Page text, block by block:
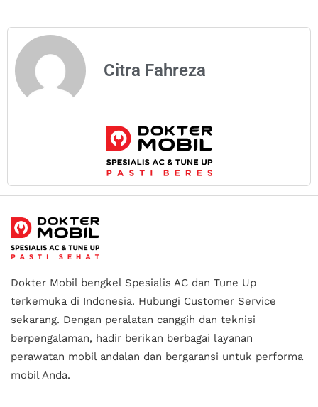
Citra Fahreza
Dokter Mobil bengkel Spesialis AC dan Tune Up
terkemuka di Indonesia. Hubungi Customer Service
sekarang. Dengan peralatan canggih dan teknisi
berpengalaman, hadir berikan berbagai layanan
perawatan mobil andalan dan bergaransi untuk performa
mobil Anda.